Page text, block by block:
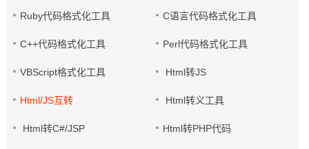
Ruby代码格式化工具 C语言代码格式化工具
C++代码格式化工具 Perl代码格式化工具
VBScript格式化工具 Html转JS
Html/JS互转 Html转义工具
Html转C#/JSP Html转PHP代码